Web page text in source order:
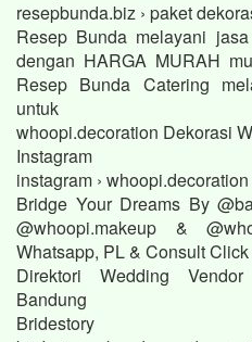
resepbunda.biz › paket
Resep Bunda melayani
dengan HARGA MURAH
Resep Bunda Catering
untuk
whoopi.decoration Dekorasi
Instagram
instagram › whoopi.decoration
Bridge Your Dreams By
@whoopi.makeup &
Whatsapp, PL & Consult
Direktori Wedding
Bandung
Bridestory